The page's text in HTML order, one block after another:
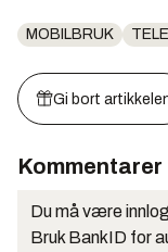
MOBILBRUK
Gi bort
Kommentarer
Du må være
Bruk BankID for